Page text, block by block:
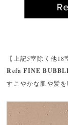
【上記5室除く他18
Refa FINE
すこやかな肌や髪